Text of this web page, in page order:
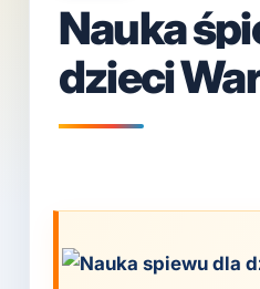
Nauka
dzieci